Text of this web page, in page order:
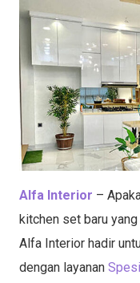
Alfa Interior –
kitchen set baru
Alfa Interior hadir
dengan layanan